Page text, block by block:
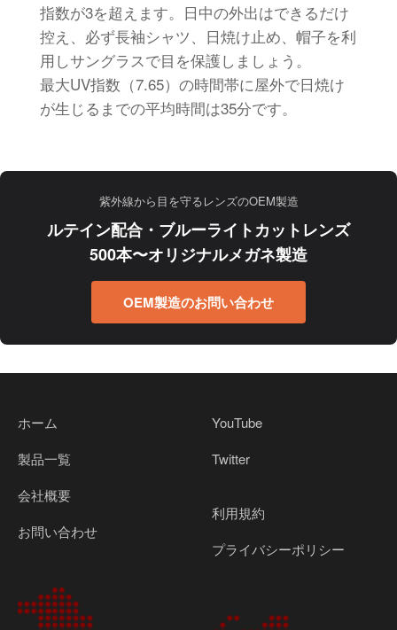
指数が3を超えます。日中の外出はできるだけ
控え、必ず長袖シャツ、日焼け止め、帽子を利
用しサングラスで目を保護しましょう。
最大UV指数（7.65）の時間帯に屋外で日焼け
が生じるまでの平均時間は35分です。
紫外線から目を守るレンズのOEM製造
ルテイン配合・ブルーライトカットレンズ
500本〜オリジナルメガネ製造
OEM製造のお問い合わせ
ホーム
製品一覧
会社概要
お問い合わせ
YouTube
Twitter
利用規約
プライバシーポリシー